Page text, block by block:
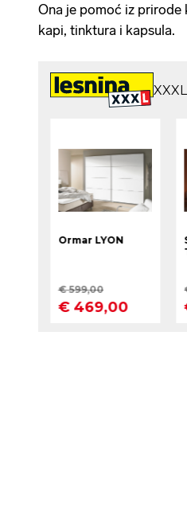
Ona je pomoć iz prirode
kapi, tinktura i kapsula.